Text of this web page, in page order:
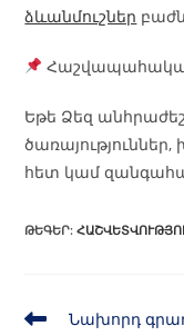
ձևանմուշներ
Հաշվապահական
Եթե Ձեզ
ծառայություններ,
հետ կամ
ԹԵԳԵՐ:
Նախորդ